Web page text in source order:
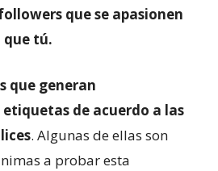
que se apasionen
que tú.
que generan
de acuerdo a las
. Algunas de ellas son
a probar esta